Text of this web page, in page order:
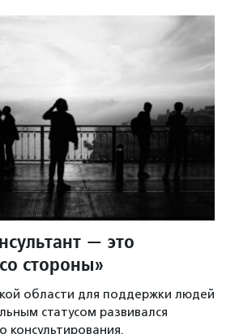
— это
стороны»
области для поддержки людей
статусом развивался
консультирования.